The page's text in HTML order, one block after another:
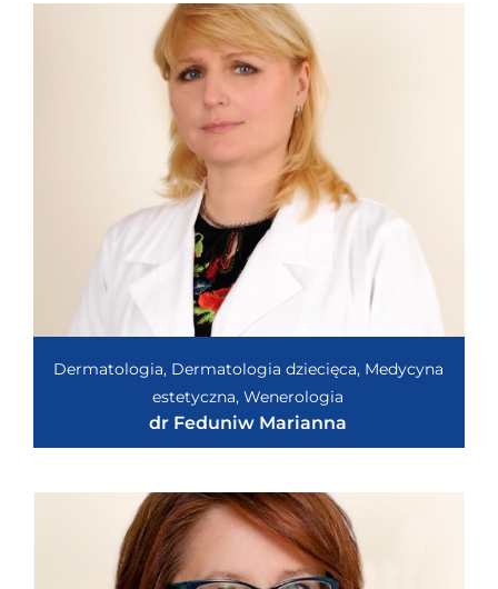
Dermatologia, Dermatologia dziecięca, Medycyna
estetyczna, Wenerologia
dr Feduniw Marianna